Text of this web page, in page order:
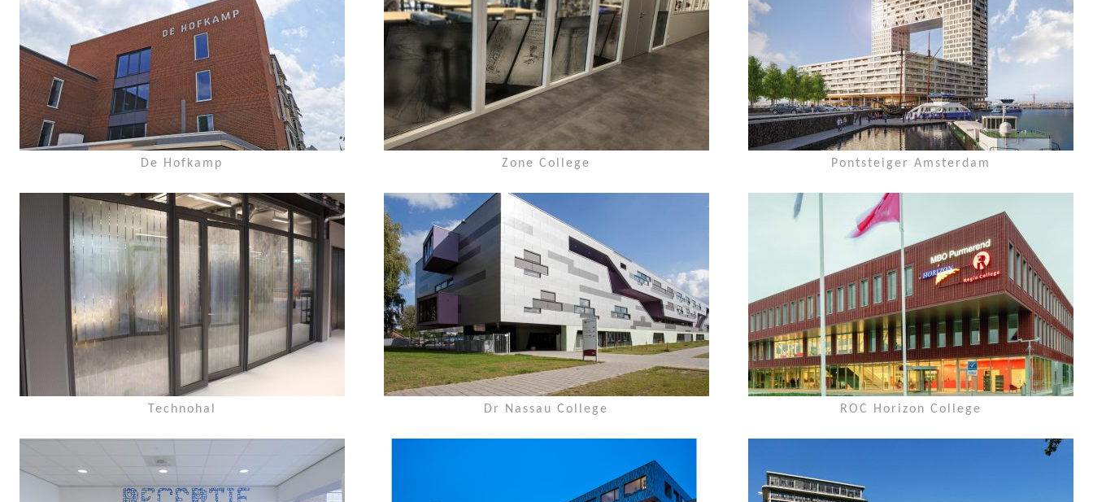
De Hofkamp
Technohal
Zone College
Dr Nassau College
Pontsteiger Amsterdam
ROC Horizon College